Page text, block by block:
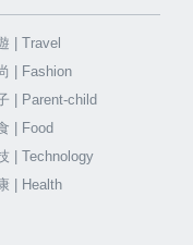
| Travel
| Fashion
| Parent-child
| Food
| Technology
| Health